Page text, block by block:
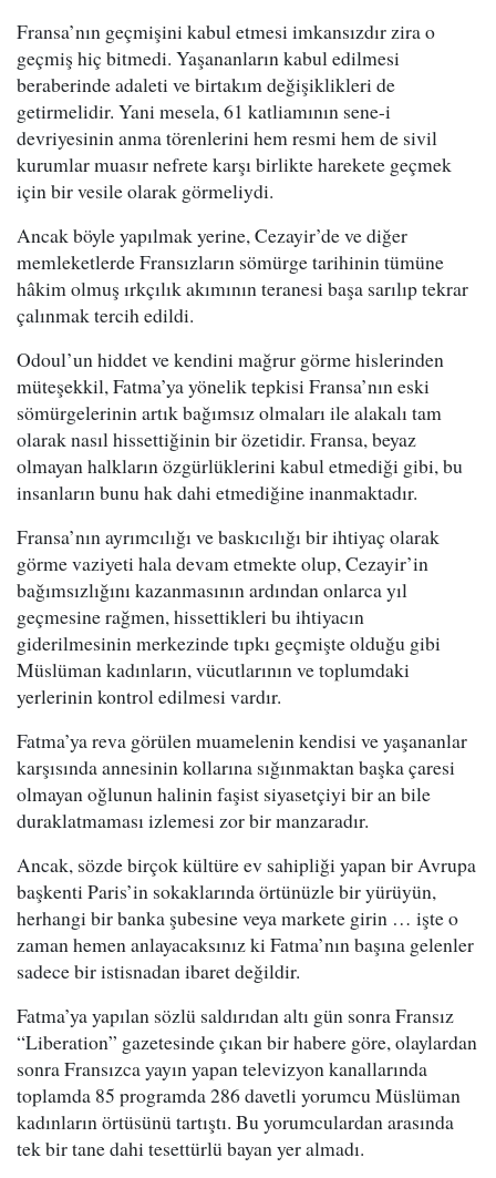
Fransa’nın geçmişini kabul etmesi imkansızdır zira o
geçmiş hiç bitmedi. Yaşananların kabul edilmesi
beraberinde adaleti ve birtakım değişiklikleri de
getirmelidir. Yani mesela, 61 katliamının sene-i
devriyesinin anma törenlerini hem resmi hem de sivil
kurumlar muasır nefrete karşı birlikte harekete geçmek
için bir vesile olarak görmeliydi.
Ancak böyle yapılmak yerine, Cezayir’de ve diğer
memleketlerde Fransızların sömürge tarihinin tümüne
hâkim olmuş ırkçılık akımının teranesi başa sarılıp tekrar
çalınmak tercih edildi.
Odoul’un hiddet ve kendini mağrur görme hislerinden
müteşekkil, Fatma’ya yönelik tepkisi Fransa’nın eski
sömürgelerinin artık bağımsız olmaları ile alakalı tam
olarak nasıl hissettiğinin bir özetidir. Fransa, beyaz
olmayan halkların özgürlüklerini kabul etmediği gibi, bu
insanların bunu hak dahi etmediğine inanmaktadır.
Fransa’nın ayrımcılığı ve baskıcılığı bir ihtiyaç olarak
görme vaziyeti hala devam etmekte olup, Cezayir’in
bağımsızlığını kazanmasının ardından onlarca yıl
geçmesine rağmen, hissettikleri bu ihtiyacın
giderilmesinin merkezinde tıpkı geçmişte olduğu gibi
Müslüman kadınların, vücutlarının ve toplumdaki
yerlerinin kontrol edilmesi vardır.
Fatma’ya reva görülen muamelenin kendisi ve yaşananlar
karşısında annesinin kollarına sığınmaktan başka çaresi
olmayan oğlunun halinin faşist siyasetçiyi bir an bile
duraklatmaması izlemesi zor bir manzaradır.
Ancak, sözde birçok kültüre ev sahipliği yapan bir Avrupa
başkenti Paris’in sokaklarında örtünüzle bir yürüyün,
herhangi bir banka şubesine veya markete girin … işte o
zaman hemen anlayacaksınız ki Fatma’nın başına gelenler
sadece bir istisnadan ibaret değildir.
Fatma’ya yapılan sözlü saldırıdan altı gün sonra Fransız
“Liberation” gazetesinde çıkan bir habere göre, olaylardan
sonra Fransızca yayın yapan televizyon kanallarında
toplamda 85 programda 286 davetli yorumcu Müslüman
kadınların örtüsünü tartıştı. Bu yorumculardan arasında
tek bir tane dahi tesettürlü bayan yer almadı.